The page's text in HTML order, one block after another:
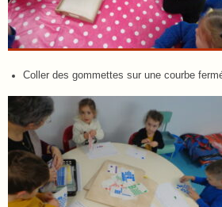
Coller des gommettes sur une courbe